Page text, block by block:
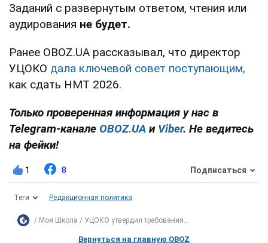
Заданий с развернутым ответом, чтения или
аудирования не будет.
Ранее OBOZ.UA рассказывал, что директор
УЦОКО дала ключевой совет поступающим,
как сдать НМТ 2026.
Только проверенная информация у нас в
Telegram-канале OBOZ.UA и Viber. Не ведитесь
на фейки!
1 8 Подписаться
Теги Редакционная политика
Моя Школа УЦОКО утвердил требования...
Вернуться на главную OBOZ